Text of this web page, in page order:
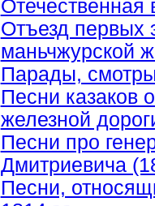
Отечественная
Отъезд первых
маньчжурской
Парады,
Песни казаков
железной
Песни про
Дмитриевича
Песни,